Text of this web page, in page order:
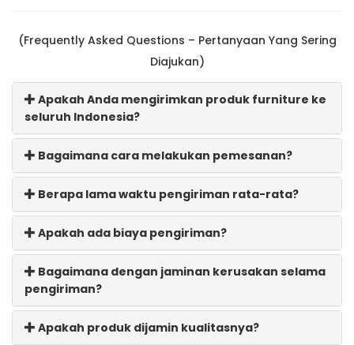
(Frequently Asked Questions – Pertanyaan Yang Sering
Diajukan)
Apakah Anda mengirimkan produk furniture ke
seluruh Indonesia?
Bagaimana cara melakukan pemesanan?
Berapa lama waktu pengiriman rata-rata?
Apakah ada biaya pengiriman?
Bagaimana dengan jaminan kerusakan selama
pengiriman?
Apakah produk dijamin kualitasnya?